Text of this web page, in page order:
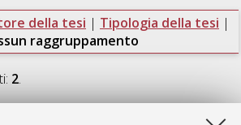
della tesi | Tipologia della tesi |
raggruppamento
2.
(2026)A Search for Dark Matter Radio